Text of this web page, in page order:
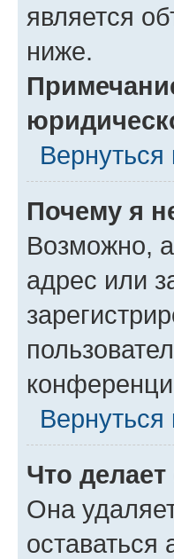
является
ниже.
Вернуться
Почему я
Возможно,
адрес или
Вернуться
Что
Она